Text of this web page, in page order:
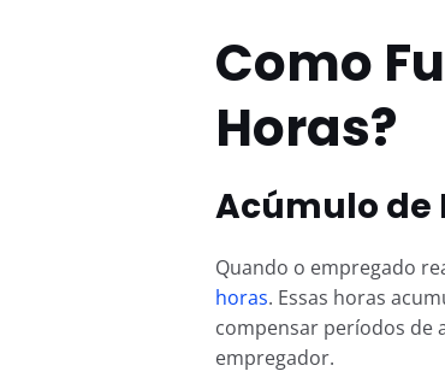
Como
Horas?
Acúmulo de
Quando o empregado
horas. Essas horas
compensar períodos de
empregador.